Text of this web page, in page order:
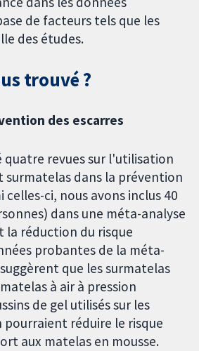
de facteurs tels que les
des études.
trouvé ?
des escarres
quatre revues sur l'utilisation
surmatelas dans la prévention
celles-ci, nous avons inclus 40
dans une méta-analyse
la réduction du risque
probantes de la méta-
que les surmatelas
à air à pression
de gel utilisés sur les
réduire le risque
aux matelas en mousse.